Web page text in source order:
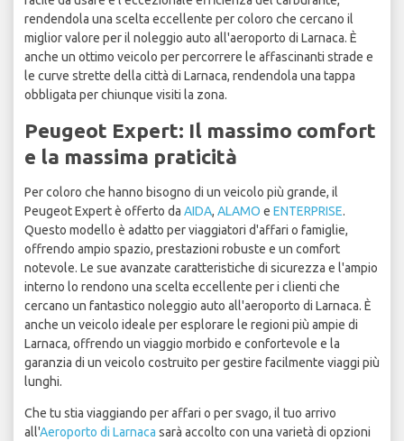
rendendola una scelta eccellente per coloro che cercano il
miglior valore per il noleggio auto all'aeroporto di Larnaca. È
anche un ottimo veicolo per percorrere le affascinanti strade e
le curve strette della città di Larnaca, rendendola una tappa
obbligata per chiunque visiti la zona.
Peugeot Expert: Il massimo comfort
e la massima praticità
Per coloro che hanno bisogno di un veicolo più grande, il
Peugeot Expert è offerto da AIDA, ALAMO e ENTERPRISE.
Questo modello è adatto per viaggiatori d'affari o famiglie,
offrendo ampio spazio, prestazioni robuste e un comfort
notevole. Le sue avanzate caratteristiche di sicurezza e l'ampio
interno lo rendono una scelta eccellente per i clienti che
cercano un fantastico noleggio auto all'aeroporto di Larnaca. È
anche un veicolo ideale per esplorare le regioni più ampie di
Larnaca, offrendo un viaggio morbido e confortevole e la
garanzia di un veicolo costruito per gestire facilmente viaggi più
lunghi.
Che tu stia viaggiando per affari o per svago, il tuo arrivo
all'Aeroporto di Larnaca sarà accolto con una varietà di opzioni